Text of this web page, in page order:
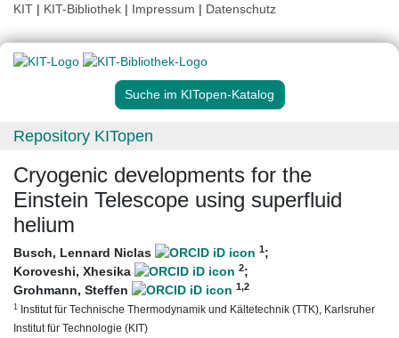
KIT | KIT-Bibliothek | Impressum | Datenschutz
Suche im KITopen-Katalog
Repository KITopen
Cryogenic developments for the
Einstein Telescope using superfluid
helium
Busch, Lennard Niclas 1;
Koroveshi, Xhesika
2;
Grohmann, Steffen
1,2
1 Institut für Technische Thermodynamik und Kältetechnik (TTK), Karlsruher
Institut für Technologie (KIT)